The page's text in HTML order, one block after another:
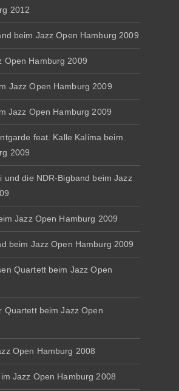
2012
beim Jazz Open Hamburg 2009
Open Hamburg 2009
Jazz Open Hamburg 2009
Jazz Open Hamburg 2009
feat. Kalle Kalima beim
2009
und die NDR-Bigband beim Jazz
Jazz Open Hamburg 2009
beim Jazz Open Hamburg 2009
Quartett beim Jazz Open
Quartett beim Jazz Open
Open Hamburg 2008
Jazz Open Hamburg 2008